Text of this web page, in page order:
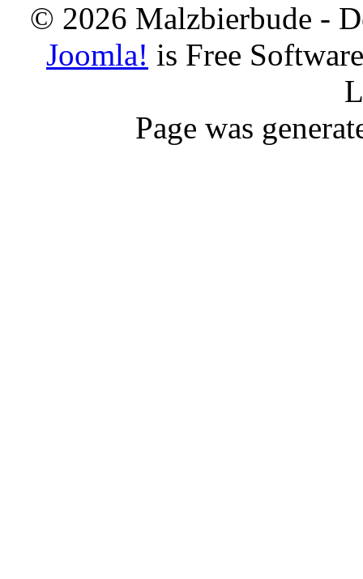
© 2026 Malzbierbude -
Joomla! is Free
Page was